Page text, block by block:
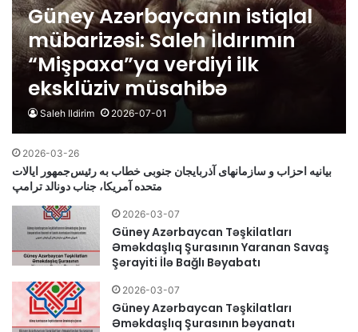
Güney Azərbaycanın istiqlal
mübarizəsi: Saleh İldırımın
“Mişpaxa”ya verdiyi ilk
eksklüziv müsahibə
Saleh Ildirim 2026-07-01
2026-03-26
بیانیه احزاب و سازمانهای آذربایجان جنوبی خطاب به رئیس‌جمهور ایالات
متحده آمریکا، جناب دونالد ترامپ
2026-03-07
Güney Azərbaycan Təşkilatları
Əməkdaşlıq Şurasının Yaranan Savaş
Şərayiti İlə Bağlı Bəyabatı
2026-03-07
Güney Azərbaycan Təşkilatları
Əməkdaşlıq Şurasının bəyanatı